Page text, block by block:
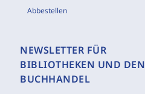
Abbestellen
NEWSLETTER FÜR
BIBLIOTHEKEN UND DEN
BUCHHANDEL